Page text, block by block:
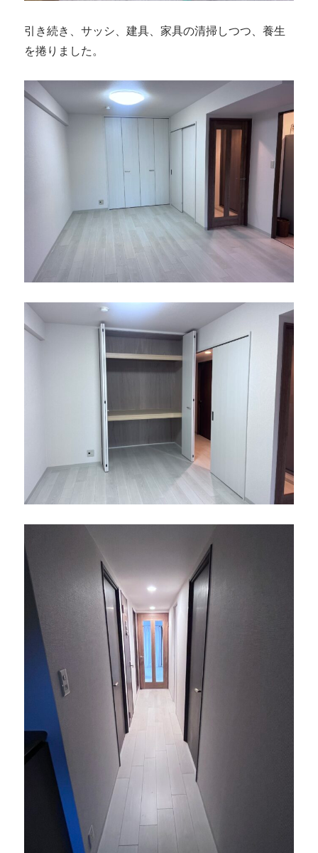
引き続き、サッシ、建具、家具の清掃しつつ、養生
を捲りました。